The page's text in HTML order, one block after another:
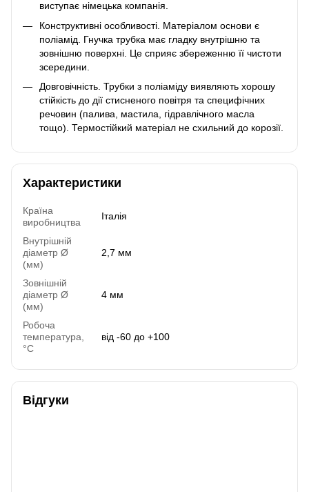
виступає німецька компанія.
Конструктивні особливості. Матеріалом основи є
поліамід. Гнучка трубка має гладку внутрішню та
зовнішню поверхні. Це сприяє збереженню її чистоти
зсередини.
Довговічність. Трубки з поліаміду виявляють хорошу
стійкість до дії стисненого повітря та специфічних
речовин (палива, мастила, гідравлічного масла
тощо). Термостійкий матеріал не схильний до корозії.
Характеристики
Країна
виробництва
Італія
Внутрішній
діаметр Ø
(мм)
2,7 мм
Зовнішній
діаметр Ø
(мм)
4 мм
Робоча
температура,
°C
від -60 до +100
Відгуки